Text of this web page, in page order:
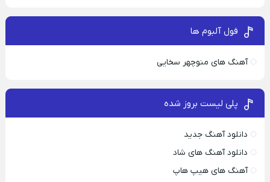
فول آلبوم ها
آهنگ های منوچهر سخایی
پلی لیست بروز شده
دانلود آهنگ جدید
دانلود آهنگ های شاد
آهنگ های هیپ هاپ